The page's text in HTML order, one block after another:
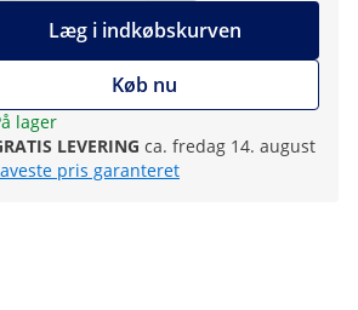
Læg i indkøbskurven
Køb nu
lager
LEVERING ca. fredag 14. august
pris garanteret